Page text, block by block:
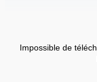
Impossible de